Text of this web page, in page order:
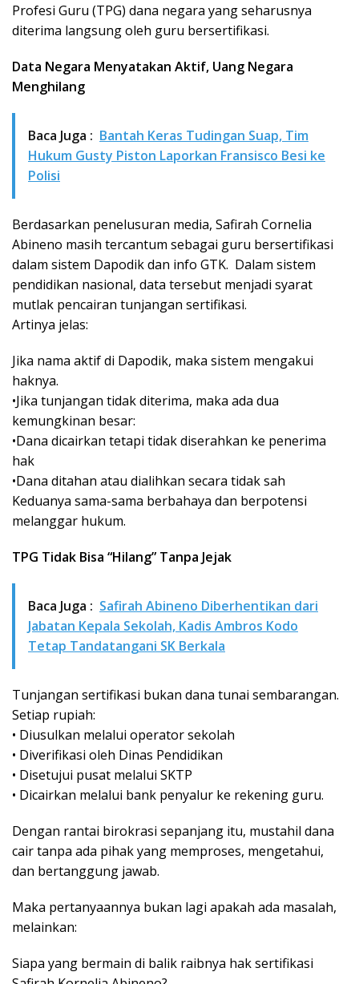
Profesi Guru (TPG) dana negara yang seharusnya
diterima langsung oleh guru bersertifikasi.
Data Negara Menyatakan Aktif, Uang Negara
Menghilang
Baca Juga : Bantah Keras Tudingan Suap, Tim
Hukum Gusty Piston Laporkan Fransisco Besi ke
Polisi
Berdasarkan penelusuran media, Safirah Cornelia
Abineno masih tercantum sebagai guru bersertifikasi
dalam sistem Dapodik dan info GTK. Dalam sistem
pendidikan nasional, data tersebut menjadi syarat
mutlak pencairan tunjangan sertifikasi.
Artinya jelas:
Jika nama aktif di Dapodik, maka sistem mengakui
haknya.
•Jika tunjangan tidak diterima, maka ada dua
kemungkinan besar:
•Dana dicairkan tetapi tidak diserahkan ke penerima
hak
•Dana ditahan atau dialihkan secara tidak sah
Keduanya sama-sama berbahaya dan berpotensi
melanggar hukum.
TPG Tidak Bisa “Hilang” Tanpa Jejak
Baca Juga : Safirah Abineno Diberhentikan dari
Jabatan Kepala Sekolah, Kadis Ambros Kodo
Tetap Tandatangani SK Berkala
Tunjangan sertifikasi bukan dana tunai sembarangan.
Setiap rupiah:
• Diusulkan melalui operator sekolah
• Diverifikasi oleh Dinas Pendidikan
• Disetujui pusat melalui SKTP
• Dicairkan melalui bank penyalur ke rekening guru.
Dengan rantai birokrasi sepanjang itu, mustahil dana
cair tanpa ada pihak yang memproses, mengetahui,
dan bertanggung jawab.
Maka pertanyaannya bukan lagi apakah ada masalah,
melainkan:
Siapa yang bermain di balik raibnya hak sertifikasi